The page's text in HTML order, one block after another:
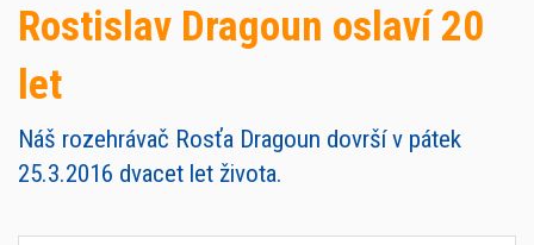
Rostislav Dragoun oslaví 20
let
Náš rozehrávač Rosťa Dragoun dovrší v pátek
25.3.2016 dvacet let života.